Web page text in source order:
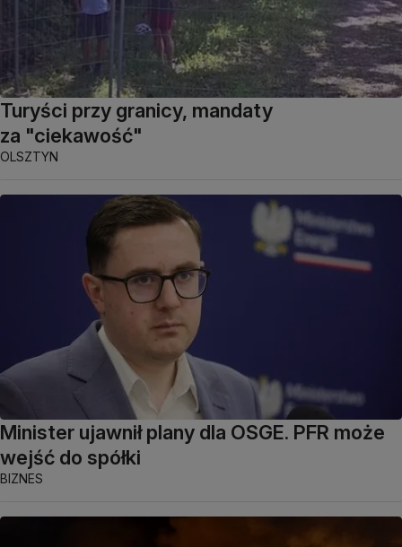
Turyści przy granicy, mandaty
za "ciekawość"
OLSZTYN
Minister ujawnił plany dla OSGE. PFR może
wejść do spółki
BIZNES